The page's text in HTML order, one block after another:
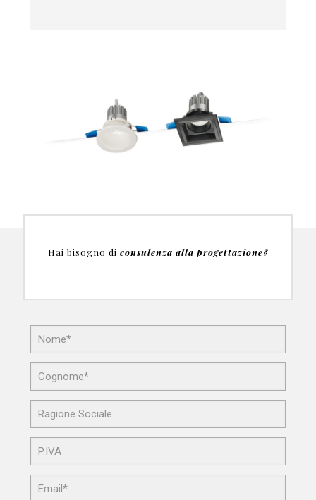
Hai bisogno di consulenza alla progettazione?